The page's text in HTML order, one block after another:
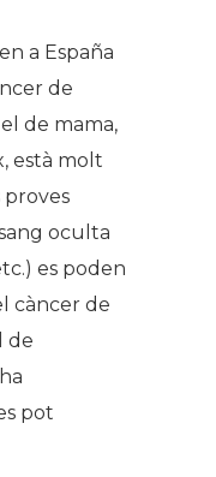
a España
de
de mama,
està molt
oculta
es poden
càncer de
de
pot